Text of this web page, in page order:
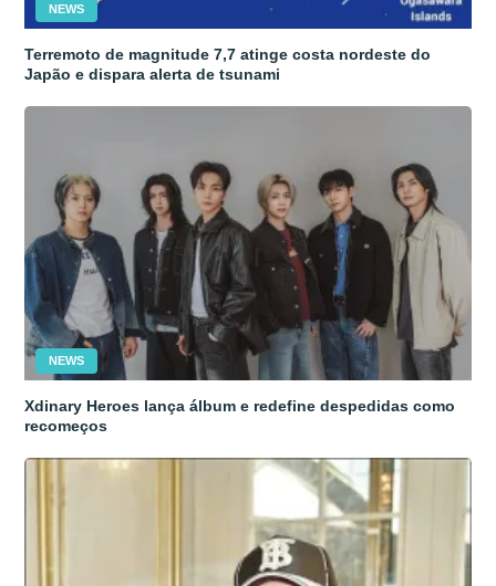
NEWS
Terremoto de magnitude 7,7 atinge costa nordeste do
Japão e dispara alerta de tsunami
NEWS
Xdinary Heroes lança álbum e redefine despedidas como
recomeços